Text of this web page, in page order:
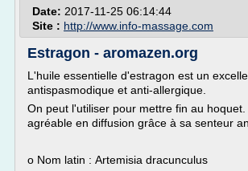
Date: 2017-11-25 06:14:44
Site : http://www.info-massage.com
Estragon - aromazen.org
L'huile essentielle d'estragon est un
antispasmodique et anti-allergique.
On peut l'utiliser pour mettre fin au
agréable en diffusion grâce à sa senteur
o Nom latin : Artemisia dracunculus